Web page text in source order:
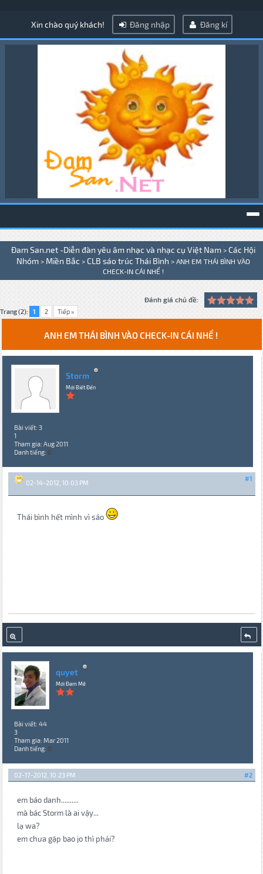
Xin chào quý khách! Đăng nhập Đăng kí
Đam San.net -Diễn đàn yêu âm nhạc và nhạc cụ Việt Nam > Các Hội
Nhóm > Miền Bắc > CLB sáo trúc Thái Bình > ANH EM THÁI BÌNH VÀO
CHECK-IN CÁI NHỂ !
Trang (2): 1 2 Tiếp »
Đánh giá chủ đề:
ANH EM THÁI BÌNH VÀO CHECK-IN CÁI NHỂ !
Storm
Mới Biết Đến
Bài viết: 3
1
Tham gia: Aug 2011
Danh tiếng: 0
#1
02-14-2012, 10:03 PM
Thái bình hết mình vì sáo
quyet
Mới Đam Mê
Bài viết: 44
3
Tham gia: Mar 2011
Danh tiếng: 0
#2
02-17-2012, 10:23 PM
em báo danh..........
mà bác Storm là ai vậy...
lạ wa?
em chưa gặp bao jo thì phải?